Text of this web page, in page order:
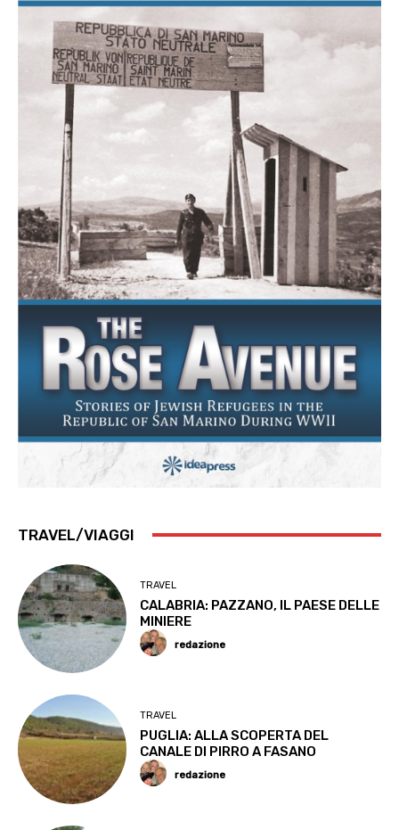
TRAVEL/VIAGGI
TRAVEL
CALABRIA: PAZZANO, IL PAESE DELLE
MINIERE
redazione
TRAVEL
PUGLIA: ALLA SCOPERTA DEL
CANALE DI PIRRO A FASANO
redazione